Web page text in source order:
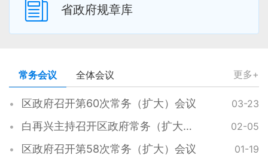
省政府规章库
常务会议 全体会议 更多+
区政府召开第60次常务（扩大）会议 03-23
白再兴主持召开区政府常务（扩大）会议 02-05
区政府召开第58次常务（扩大）会议 01-19